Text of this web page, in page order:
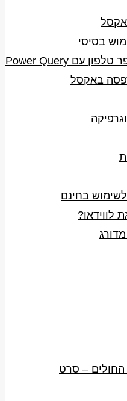
באקסל
בחינם
לווידאו?
החולים – סרט